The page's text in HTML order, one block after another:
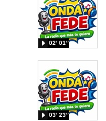
02′ 01″
03′ 23″